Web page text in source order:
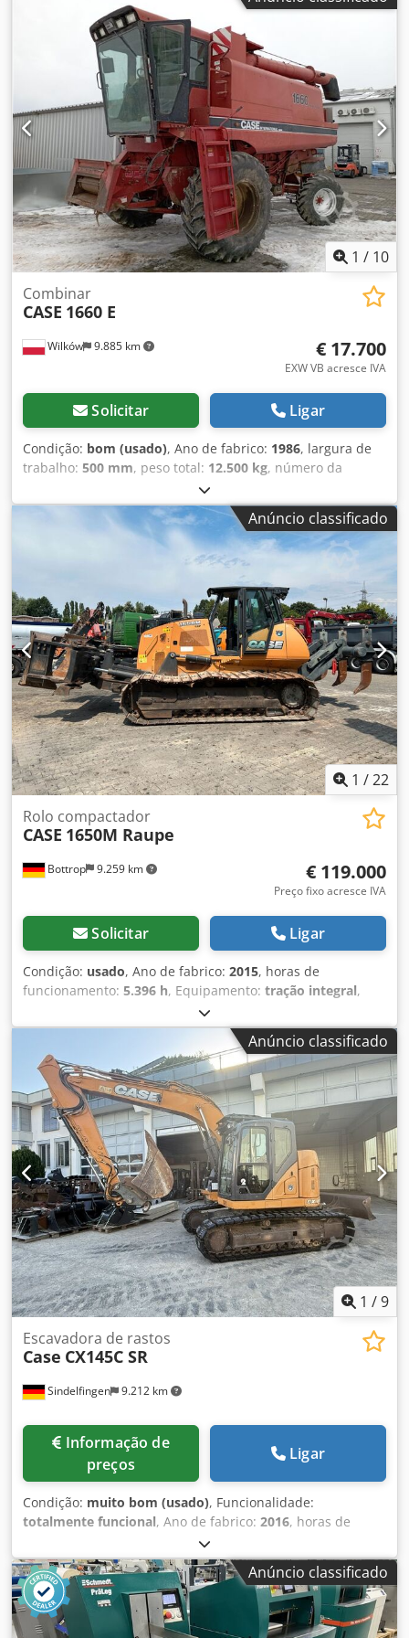
estado Chjdpot S Idrjfx Ag Sea
1 / 10
Wilków 9.885 km
Combinar
CASE 1660 E
€ 17.700
EXW VB acresce IVA
Solicitar Ligar
Condição: bom (usado), Ano de fabrico: 1986, largura de
trabalho: 500 mm, peso total: 12.500 kg, número da
, Fluxo axial CASE IH 1660 Marca:
Case IH Modelo: 1660 Chjdpfxjvr Dxps Ag Sea Ano: 1987
Horário de funcionamento: 3.300 horas Largura da seção:
5,00 m Vários tipos de equipamentos: picador de palha,
Anúncio classificado
1 /22
Bottrop 9.259 km
Rolo compactador
CASE 1650M Raupe
€ 119.000
Preço fixo acresce IVA
Solicitar Ligar
Condição: usado, Ano de fabrico: 2015, horas de
funcionamento: 5.396 h, Equipamento: tração integral,
CASE de esteiras Tipo: 1650M Peso operacional: 19.200 kg
Potência: 122 kW Horas de trabalho: 5.396 Equipamentos: -
Banco aquecido - Ar-condicionado - Rádio - Ripper traseiro
com 3 dentes - Dispositivos e grades de proteção frontal
da cabine - Lâmina niveladora (hidraulicamente rebatível)
Também oferecemos suporte em
financiamento/arrendamento com nossos parceiros. Todas
as informações são fornecidas sem garantia. Sujeito a
erros e venda intermediária. Cjdpfjzhyrmox Ag Seha
Anúncio classificado
1 /9
Sindelfingen 9.212 km
Escavadora de rastos
Case CX145C SR
preços
Ligar
Condição: muito bom (usado), Funcionalidade:
totalmente funcional, Ano de fabrico: 2016, horas de
, * 11.500 horas * Peso
operacional 15.700 kg Chodjy Rm H Eepfx Ag Sea *
Potência do motor 77 kW * Roadliner * Engate rápido
hidráulico * Ar condicionado
Anúncio classificado